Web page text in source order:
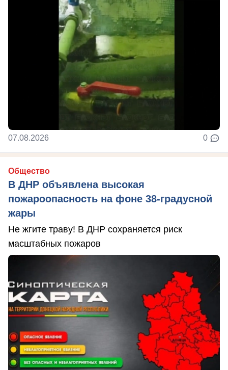
07.08.2026 0
Общество
В ДНР объявлена высокая
пожароопасность на фоне 38-градусной
жары
Не жгите траву! В ДНР сохраняется риск
масштабных пожаров